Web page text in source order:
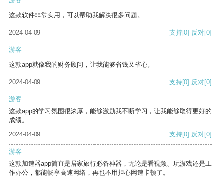
这款软件非常实用，可以帮助我解决很多问题。
2024-04-09 支持[0] 反对[0]
游客
这款app就像我的财务顾问，让我能够省钱又省心。
2024-04-09 支持[0] 反对[0]
游客
这款app的学习氛围很浓厚，能够激励我不断学习，让我能够取得更好的
成绩。
2024-04-09
支持[0] 反对[0]
游客
这款加速器app简直是居家旅行必备神器，无论是看视频、玩游戏还是工
作办公，都能畅享高速网络，再也不用担心网速卡顿了。